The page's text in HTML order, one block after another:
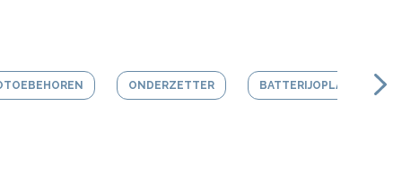
ONDERZETTER BATTERIJOPLADER